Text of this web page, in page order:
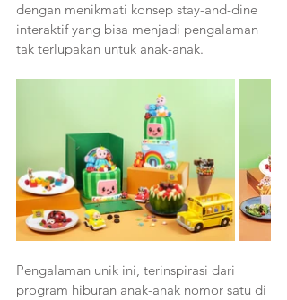
dengan menikmati konsep stay-and-dine
interaktif yang bisa menjadi pengalaman
tak terlupakan untuk anak-anak.
Pengalaman unik ini, terinspirasi dari
program hiburan anak-anak nomor satu di